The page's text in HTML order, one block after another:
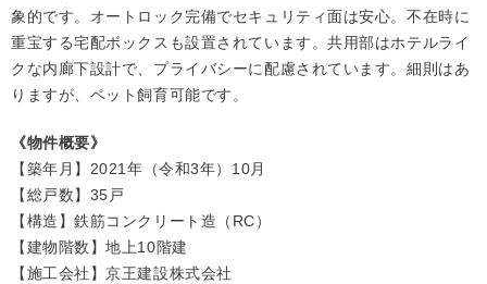
象的です。オートロック完備でセキュリティ面は安心。不在時に
重宝する宅配ボックスも設置されています。共用部はホテルライ
クな内廊下設計で、プライバシーに配慮されています。細則はあ
りますが、ペット飼育可能です。
《物件概要》
【築年月】2021年（令和3年）10月
【総戸数】35戸
【構造】鉄筋コンクリート造（RC）
【建物階数】地上10階建
【施工会社】京王建設株式会社